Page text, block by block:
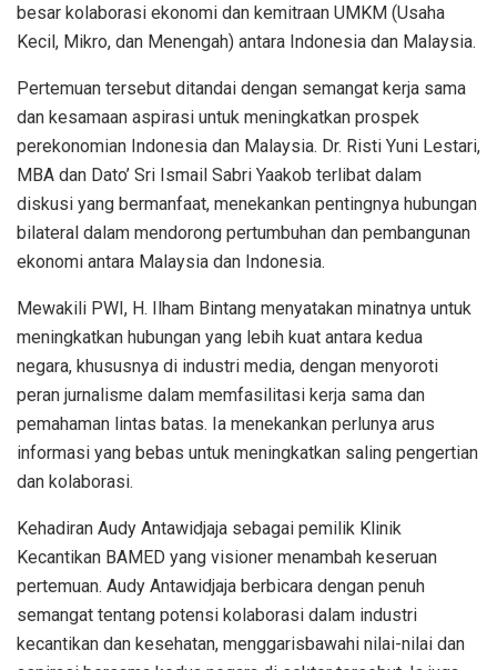
besar kolaborasi ekonomi dan kemitraan UMKM (Usaha
Kecil, Mikro, dan Menengah) antara Indonesia dan Malaysia.
Pertemuan tersebut ditandai dengan semangat kerja sama
dan kesamaan aspirasi untuk meningkatkan prospek
perekonomian Indonesia dan Malaysia. Dr. Risti Yuni Lestari,
MBA dan Dato’ Sri Ismail Sabri Yaakob terlibat dalam
diskusi yang bermanfaat, menekankan pentingnya hubungan
bilateral dalam mendorong pertumbuhan dan pembangunan
ekonomi antara Malaysia dan Indonesia.
Mewakili PWI, H. Ilham Bintang menyatakan minatnya untuk
meningkatkan hubungan yang lebih kuat antara kedua
negara, khususnya di industri media, dengan menyoroti
peran jurnalisme dalam memfasilitasi kerja sama dan
pemahaman lintas batas. Ia menekankan perlunya arus
informasi yang bebas untuk meningkatkan saling pengertian
dan kolaborasi.
Kehadiran Audy Antawidjaja sebagai pemilik Klinik
Kecantikan BAMED yang visioner menambah keseruan
pertemuan. Audy Antawidjaja berbicara dengan penuh
semangat tentang potensi kolaborasi dalam industri
kecantikan dan kesehatan, menggarisbawahi nilai-nilai dan